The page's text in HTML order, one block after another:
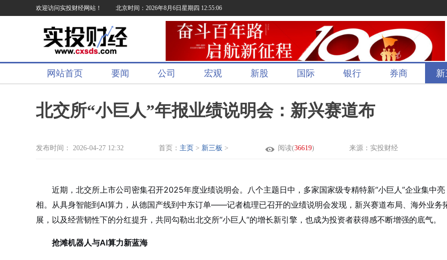
欢迎访问实投财经网站！ 北京时间：2026年8月6日星期四 12:55:06
网站首页 要闻 公司 宏观 新股 国际 银行 券商 新
北交所“小巨人”年报业绩说明会：新兴赛道布
发布时间： 2026-04-27 12:32 首页： 主页 > 新三板 > 阅读(36619) 来源：实投财经
近期，北交所上市公司密集召开2025年度业绩说明会。八个主题日中，多家国家级专精特新“小巨人”企业集中亮
相。从具身智能到AI算力，从德国产线到中东订单——记者梳理已召开的业绩说明会发现，新兴赛道布局、海外业务
展，以及经营韧性下的分红提升，共同勾勒出北交所“小巨人”的增长新引擎，也成为投资者获得感不断增强的底气。
抢滩机器人与AI算力新蓝海